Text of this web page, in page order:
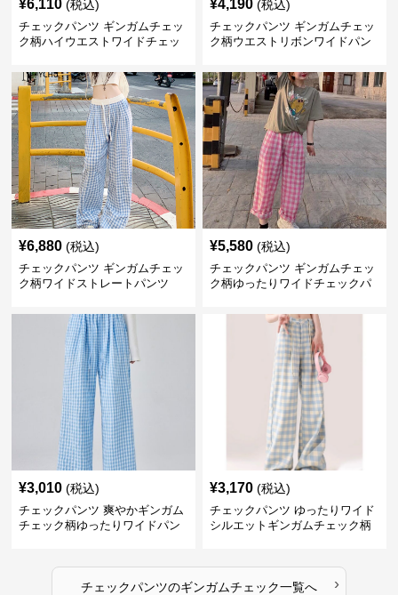
¥6,110 (税込)
チェックパンツ ギンガムチェッ
ク柄ハイウエストワイドチェッ
¥4,190 (税込)
チェックパンツ ギンガムチェッ
ク柄ウエストリボンワイドパン
¥6,880 (税込)
チェックパンツ ギンガムチェッ
ク柄ワイドストレートパンツ
¥5,580 (税込)
チェックパンツ ギンガムチェッ
ク柄ゆったりワイドチェックパ
¥3,010 (税込)
チェックパンツ 爽やかギンガム
チェック柄ゆったりワイドパン
¥3,170 (税込)
チェックパンツ ゆったりワイド
シルエットギンガムチェック柄
チェックパンツのギンガムチェック一覧へ ›